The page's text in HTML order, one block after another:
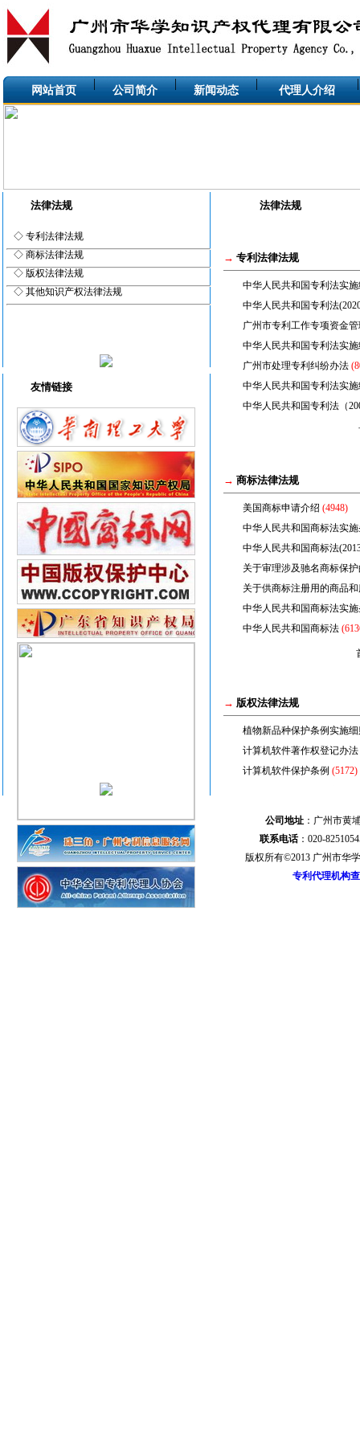
网站首页 公司简介 新闻动态 代理人介绍
法律法规
◇ 专利法律法规
◇ 商标法律法规
◇ 版权法律法规
◇ 其他知识产权法律法规
友情链接
法律法规
→ 专利法律法规
中华人民共和国专利法实
中华人民共和国专利法
广州市专利工作专项资金
中华人民共和国专利法实施
广州市处理专利纠纷办法
中华人民共和国专利法实
中华人民共和国专利法（
→ 商标法律法规
美国商标申请介绍 (4948)
中华人民共和国商标法实施
中华人民共和国商标法
关于审理涉及驰名商标保
关于供商标注册用的商品
中华人民共和国商标法实
中华人民共和国商标法
→ 版权法律法规
植物新品种保护条例实施
计算机软件著作权登记办法
计算机软件保护条例 (5172)
植物新品种保护条例实施
公司地址 ：广州市黄
联系电话：020-
版权所有©2013 广州市华
专利代理机构